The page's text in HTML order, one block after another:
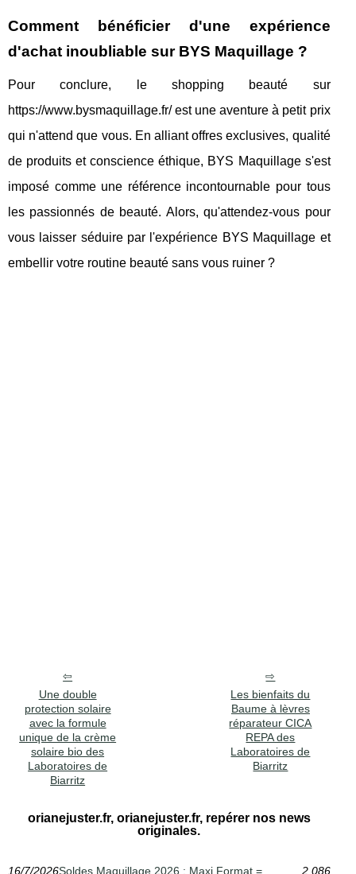
Comment bénéficier d'une expérience
d'achat inoubliable sur BYS Maquillage ?
Pour conclure, le shopping beauté sur
https://www.bysmaquillage.fr/ est une aventure à petit prix
qui n'attend que vous. En alliant offres exclusives, qualité
de produits et conscience éthique, BYS Maquillage s'est
imposé comme une référence incontournable pour tous
les passionnés de beauté. Alors, qu'attendez-vous pour
vous laisser séduire par l'expérience BYS Maquillage et
embellir votre routine beauté sans vous ruiner ?
Une double
protection solaire
avec la formule
unique de la crème
solaire bio des
Laboratoires de
Biarritz
Les bienfaits du
Baume à lèvres
réparateur CICA
REPA des
Laboratoires de
Biarritz
orianejuster.fr, orianejuster.fr, repérer nos news
originales.
16/7/2026Soldes Maquillage 2026 : Maxi Format =
2 086